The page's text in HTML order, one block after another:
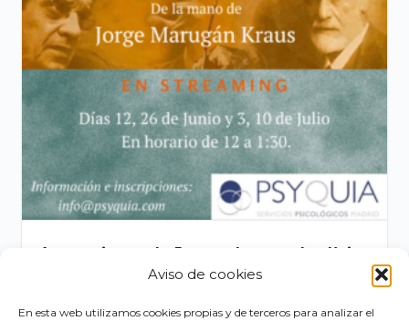
Aviso de cookies
En esta web utilizamos cookies propias y de terceros para analizar el
Aportaciones de Jaques Lacan a la clínica
psicoanalítica. Jorge Marugan
80,00 60,00 €